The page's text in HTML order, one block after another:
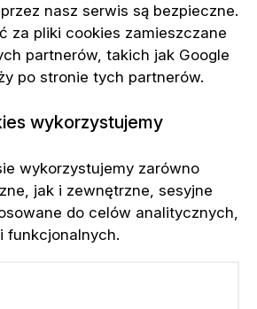
nasz serwis są bezpieczne.
za pliki cookies zamieszczane
partnerów, takich jak Google
po stronie tych partnerów.
wykorzystujemy
wykorzystujemy zarówno
jak i zewnętrzne, sesyjne
do celów analitycznych,
funkcjonalnych.